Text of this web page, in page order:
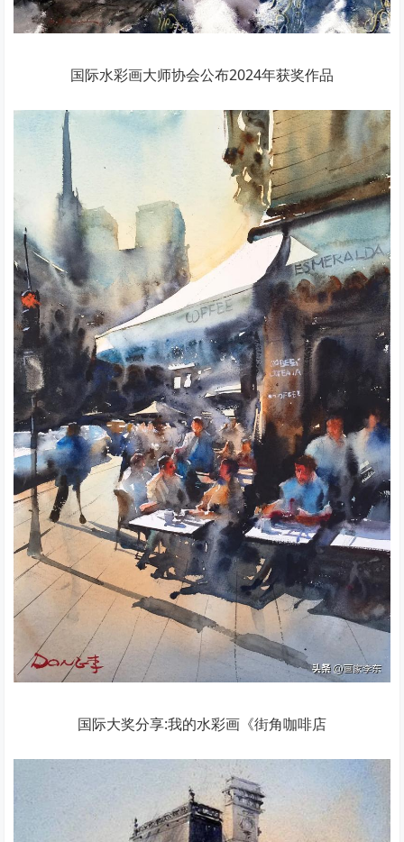
国际水彩画大师协会公布2024年获奖作品
国际大奖分享:我的水彩画《街角咖啡店